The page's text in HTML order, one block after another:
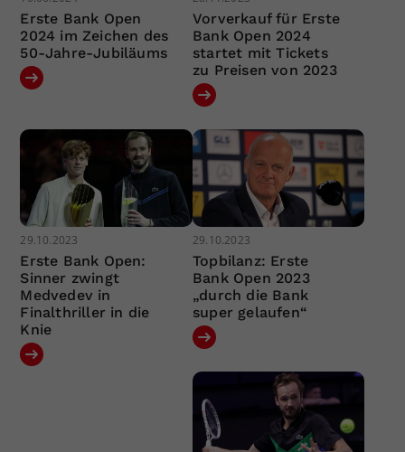
Erste Bank Open
2024 im Zeichen des
50-Jahre-Jubiläums
Vorverkauf für Erste
Bank Open 2024
startet mit Tickets
zu Preisen von 2023
29.10.2023
Erste Bank Open:
Sinner zwingt
Medvedev in
Finalthriller in die
Knie
29.10.2023
Topbilanz: Erste
Bank Open 2023
„durch die Bank
super gelaufen“